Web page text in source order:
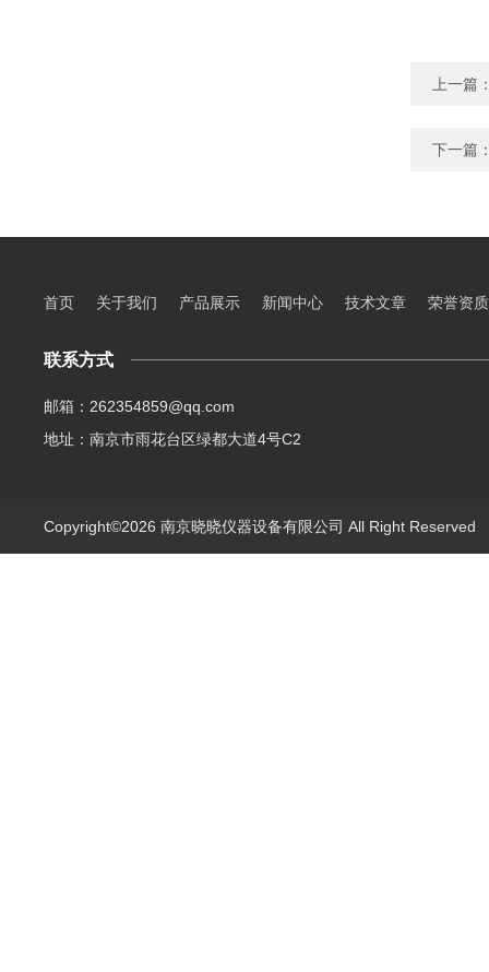
上一篇
下一篇
首页 关于我们 产品展示 新闻中心 技术文章 荣誉资质
联系方式
邮箱：262354859@qq.com
地址：南京市雨花台区绿都大道4号C2
Copyright©2026 南京晓晓仪器设备有限公司 All Right